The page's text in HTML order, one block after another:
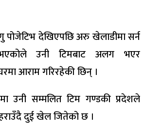
पोजेटिभ देखिएपछि अरु खेलाडीमा सर्न
उनी टिमबाट अलग भएर
आराम गरिरहेकी छिन् ।
उनी सम्मलित टिम गण्डकी प्रदेशले
दुई खेल जितेको छ ।